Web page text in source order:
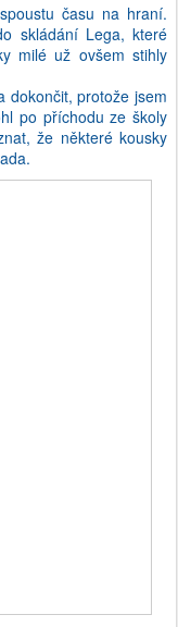
času na hraní.
skládání Lega, které
milé už ovšem stihly
dokončit, protože jsem
po příchodu ze školy
že některé kousky